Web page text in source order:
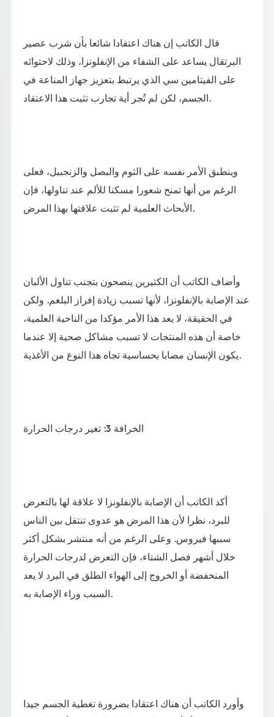
قال الكاتب إن هناك اعتقادا شائعا بأن شرب عصير
البرتقال يساعد على الشفاء من الإنفلونزا، وذلك لاحتوائه
على الفيتامين سي الذي يرتبط بتعزيز جهاز المناعة في
الجسم، لكن لم تُجر أية تجارب تثبت هذا الاعتقاد.
وينطبق الأمر نفسه على الثوم والبصل والزنجبيل، فعلى
الرغم من أنها تمنح شعورا مسكنا للألم عند تناولها، فإن
الأبحاث العلمية لم تثبت علاقتها بهذا المرض.
وأضاف الكاتب أن الكثيرين ينصحون بتجنب تناول الألبان
عند الإصابة بالإنفلونزا، لأنها تسبب زيادة إفراز البلغم. ولكن
في الحقيقة، لا يعد هذا الأمر مؤكدا من الناحية العلمية،
خاصة أن هذه المنتجات لا تسبب مشاكل صحية إلا عندما
يكون الإنسان مصابا بحساسية تجاه هذا النوع من الأغذية.
الخرافة 3: تغير درجات الحرارة
أكد الكاتب أن الإصابة بالإنفلونزا لا علاقة لها بالتعرض
للبرد، نظرا لأن هذا المرض هو عدوى تنتقل بين الناس
سببها فيروس. وعلى الرغم من أنه منتشر بشكل أكثر
خلال أشهر فصل الشتاء، فإن التعرض لدرجات الحرارة
المنخفضة أو الخروج إلى الهواء الطلق في البرد لا يعد
السبب وراء الإصابة به.
وأورد الكاتب أن هناك اعتقادا بضرورة تغطية الجسم جيدا